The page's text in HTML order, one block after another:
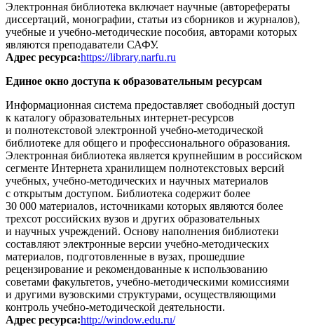
Электронная библиотека включает научные (авторефераты
диссертаций, монографии, статьи из сборников и журналов),
учебные и учебно-методические пособия, авторами которых
являются преподаватели САФУ.
Адрес ресурса:https://library.narfu.ru
Единое окно доступа к образовательным ресурсам
Информационная система предоставляет свободный доступ
к каталогу образовательных интернет-ресурсов
и полнотекстовой электронной учебно-методической
библиотеке для общего и профессионального образования.
Электронная библиотека является крупнейшим в российском
сегменте Интернета хранилищем полнотекстовых версий
учебных, учебно-методических и научных материалов
с открытым доступом. Библиотека содержит более
30 000 материалов, источниками которых являются более
трехсот российских вузов и других образовательных
и научных учреждений. Основу наполнения библиотеки
составляют электронные версии учебно-методических
материалов, подготовленные в вузах, прошедшие
рецензирование и рекомендованные к использованию
советами факультетов, учебно-методическими комиссиями
и другими вузовскими структурами, осуществляющими
контроль учебно-методической деятельности.
Адрес ресурса:http://window.edu.ru/